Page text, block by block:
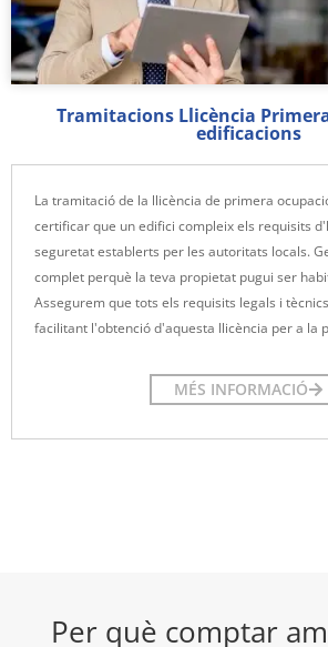
Tramitacions Llicència
edificacions
La tramitació de la llicència de primera
certificar que un edifici compleix els requisits
seguretat establerts per les autoritats locals.
complet perquè la teva propietat pugui ser
Assegurem que tots els requisits legals i
facilitant l'obtenció d'aquesta llicència per a la
MÉS INFORMACIÓ
Per què comptar